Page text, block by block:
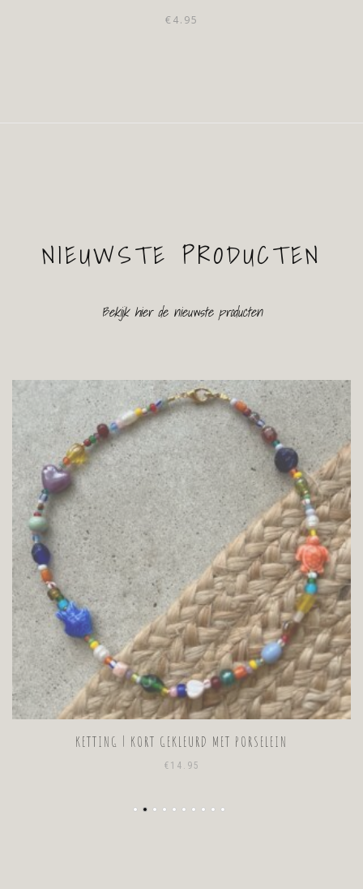
€ 4.95
NIEUWSTE PRODUCTEN
Bekijk hier de nieuwste producten
KETTING | KORT GEKLEURD MET PORSELEIN
€ 14.95